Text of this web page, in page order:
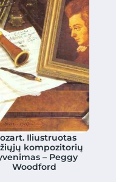
Iliustruotas
kompozitorių
– Peggy
Woodford